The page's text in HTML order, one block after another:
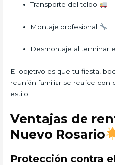
Transporte del toldo
Montaje profesional
Desmontaje al terminar
El objetivo es que tu fiesta,
reunión familiar se realice con
estilo.
Ventajas de
Nuevo Rosario
Protección contra